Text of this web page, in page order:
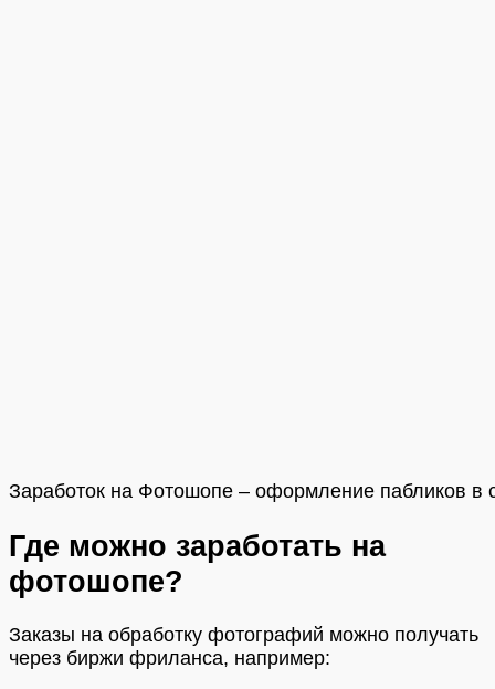
Заработок на Фотошопе – оформление пабликов в
Где можно заработать на
фотошопе?
Заказы на обработку фотографий можно получать
через биржи фриланса, например: